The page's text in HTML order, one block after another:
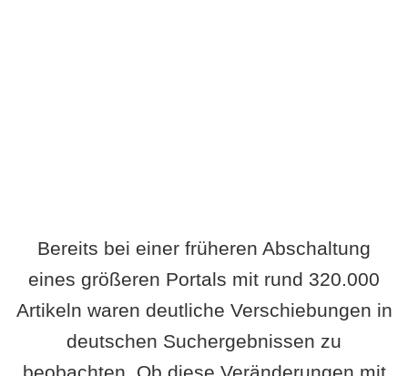
Bereits bei einer früheren Abschaltung
eines größeren Portals mit rund 320.000
Artikeln waren deutliche Verschiebungen in
deutschen Suchergebnissen zu